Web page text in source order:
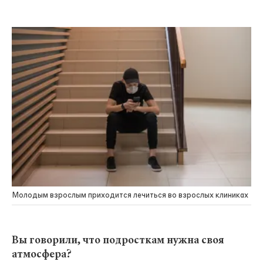
Молодым взрослым приходится лечиться во взрослых клиниках
Вы говорили, что подросткам нужна своя
атмосфера?